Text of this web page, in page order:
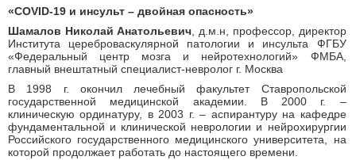
«COVID-19 и инсульт – двойная опасность»
Шамалов Николай Анатольевич, д.м.н, профессор, директор
Института цереброваскулярной патологии и инсульта ФГБУ
«Федеральный центр мозга и нейротехнологий» ФМБА,
главный внештатный специалист-невролог г. Москва
В 1998 г. окончил лечебный факультет Ставропольской
государственной медицинской академии. В 2000 г. –
клиническую ординатуру, в 2003 г. – аспирантуру на кафедре
фундаментальной и клинической неврологии и нейрохирургии
Российского государственного медицинского университета, на
которой продолжает работать до настоящего времени.